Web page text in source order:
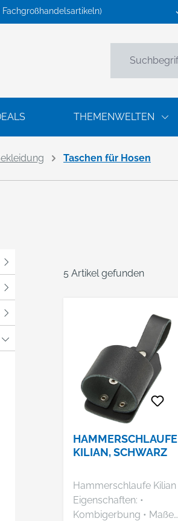
THEMENWELTEN
Taschen für Hosen
5 Artikel gefunden
HAMMERSCHLAUFE
KILIAN, SCHWARZ
Hammerschlaufe Kilian
Eigenschaften: •
Kombigerbung • Maße: